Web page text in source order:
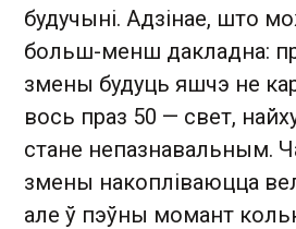
будучыні. Адзінае, што
больш-менш дакладна:
змены будуць яшчэ не
вось праз 50 — свет,
стане непазнавальным.
змены накопліваюцца
але ў пэўны момант